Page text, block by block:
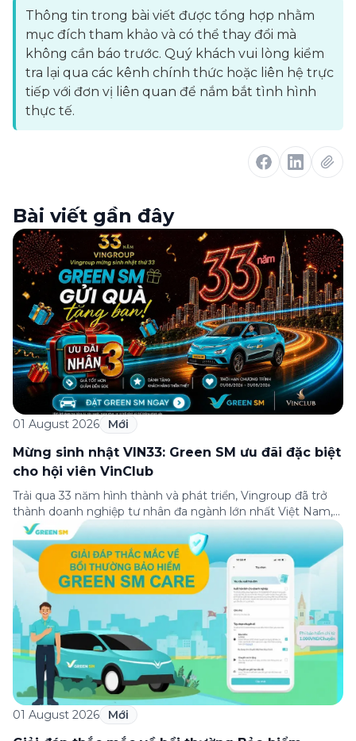
Thông tin trong bài viết được tổng hợp nhằm
mục đích tham khảo và có thể thay đổi mà
không cần báo trước. Quý khách vui lòng kiểm
tra lại qua các kênh chính thức hoặc liên hệ trực
tiếp với đơn vị liên quan để nắm bắt tình hình
thực tế.
Bài viết gần đây
01 August 2026 Mới
Mừng sinh nhật VIN33: Green SM ưu đãi đặc biệt
cho hội viên VinClub
Trải qua 33 năm hình thành và phát triển, Vingroup đã trở
thành doanh nghiệp tư nhân đa ngành lớn nhất Việt Nam,
lọt Top 30 doanh nghiệp lớn nhất Đông Nam Á theo bảng
xếp hạng của Tạp chí Fortune (Mỹ). Nhân kỷ niệm 33 năm
thành lập (8/8/1993 đến 8/8/2026), Green SM trân […]
01 August 2026 Mới